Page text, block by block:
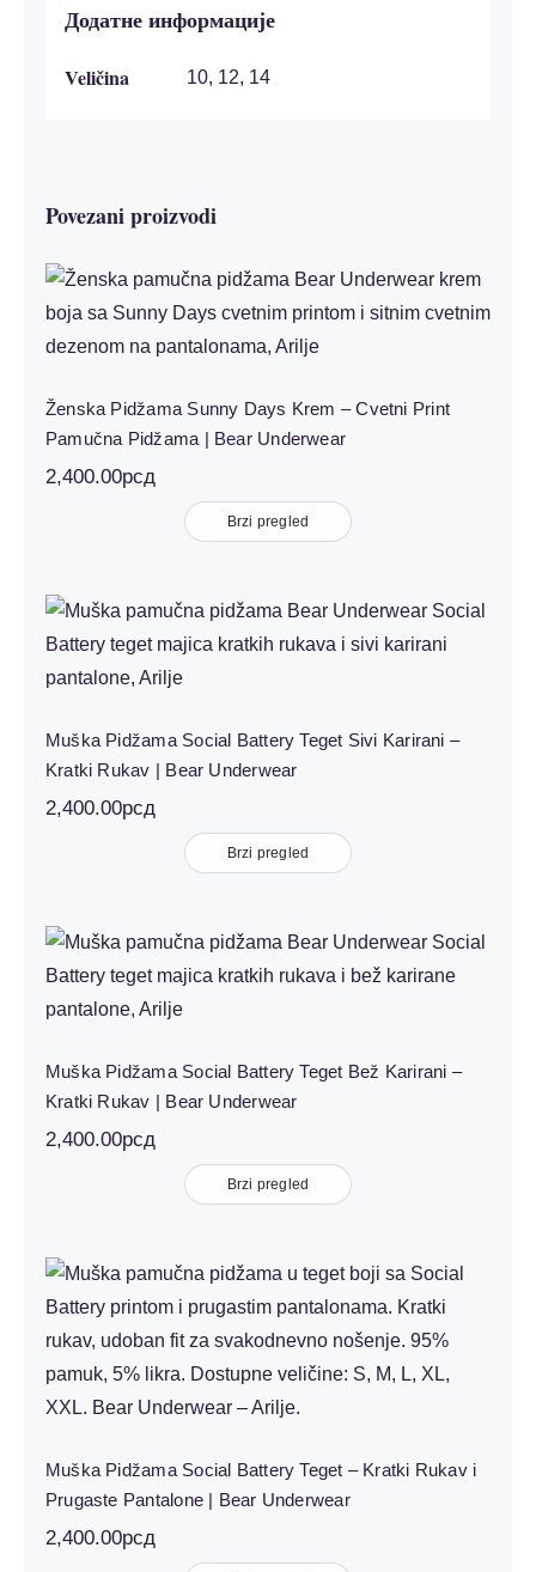
Додатне информације
Veličina 10, 12, 14
Povezani proizvodi
Ženska Pidžama Sunny Days Krem –
Cvetni Print Pamučna Pidžama | Bear
Underwear
Ženska Pidžama Sunny Days Krem – Cvetni Print
Pamučna Pidžama | Bear Underwear
2,400.00рсд
Brzi pregled
Muška Pidžama Social Battery Teget
Sivi Karirani – Kratki Rukav | Bear
Muška Pidžama Social Battery Teget Sivi Karirani –
Kratki Rukav | Bear Underwear
2,400.00рсд
Brzi pregled
Muška Pidžama Social Battery Teget
Bež Karirani – Kratki Rukav | Bear
Muška Pidžama Social Battery Teget Bež Karirani –
Kratki Rukav | Bear Underwear
2,400.00рсд
Brzi pregled
Muška Pidžama Social Battery Teget –
Kratki Rukav i Prugaste Pantalone |
Bear Underwear
Muška Pidžama Social Battery Teget – Kratki Rukav i
Prugaste Pantalone | Bear Underwear
2,400.00рсд